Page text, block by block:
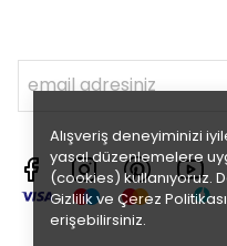
Alışveriş deneyiminizi
yasal düzenlemelere
(cookies) kullanıyoruz.
Gizlilik ve Çerez Politikası
erişebilirsiniz.